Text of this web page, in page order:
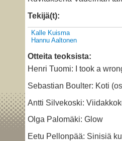
Tekijä(t):
Kalle Kuisma
Hannu Aaltonen
Otteita teoksista:
Henri Tuomi: I took a
Sebastian Boulter: Koti
Antti Silvekoski:
Olga Palomäki: Glow
Eetu Pellonpää: Sinisiä